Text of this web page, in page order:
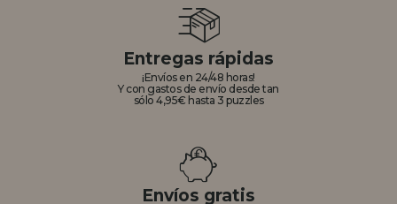
Entregas rápidas
¡Envíos en 24/48 horas!
Y con gastos de envío desde tan
sólo 4,95€ hasta 3 puzzles
Envíos gratis